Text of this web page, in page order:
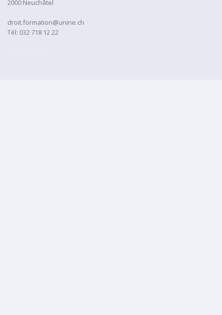
2000 Neuchâtel
droit.formation@unine.ch
Tél: 032 718 12 22